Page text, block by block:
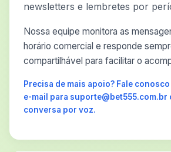
newsletters e lembretes por
Nossa equipe monitora as
horário comercial e responde
compartilhável para facilitar o
Precisa de mais apoio? Fale
e-mail para suporte@bet555.com.br
conversa por voz.